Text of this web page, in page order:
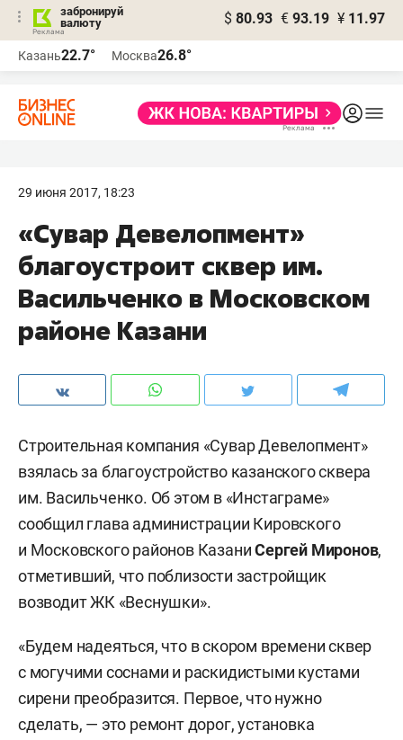
забронируй
валюту
$ 80.93 € 93.19 ¥ 11.97
Казань22.7° Москва26.8°
29 июня 2017, 18:23
«Сувар Девелопмент»
благоустроит сквер им.
Васильченко в Московском
районе Казани
Строительная компания «Сувар Девелопмент»
взялась за благоустройство казанского сквера
им. Васильченко. Об этом в «Инстаграме»
сообщил глава администрации Кировского
и Московского районов КазаниСергей Миронов,
отметивший, что поблизости застройщик
возводит ЖК «Веснушки».
«Будем надеяться, что в скором времени сквер
с могучими соснами и раскидистыми кустами
сирени преобразится. Первое, что нужно
сделать, — это ремонт дорог, установка